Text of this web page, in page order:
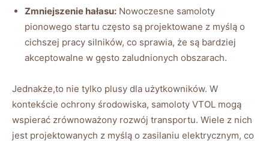
Zmniejszenie⁤ hałasu: Nowoczesne‌ samoloty
pionowego startu ⁣często są projektowane z ​myślą o‍
cichszej pracy silników,⁢ co sprawia, że są bardziej
akceptowalne w gęsto ⁢zaludnionych‌ obszarach.
Jednakże,to nie ​tylko plusy dla użytkowników. W‍
kontekście ​ochrony środowiska, samoloty VTOL ⁤mogą
wspierać zrównoważony rozwój transportu. ⁤Wiele z nich
jest projektowanych z myślą o zasilaniu elektrycznym, co